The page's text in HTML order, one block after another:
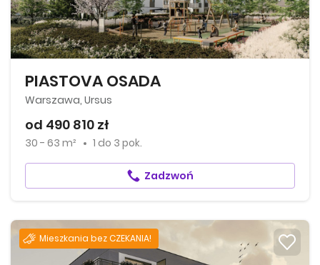
PIASTOVA OSADA
Warszawa, Ursus
od 490 810 zł
30 - 63 m² 1 do 3 pok.
Zadzwoń
Mieszkania bez CZEKANIA!